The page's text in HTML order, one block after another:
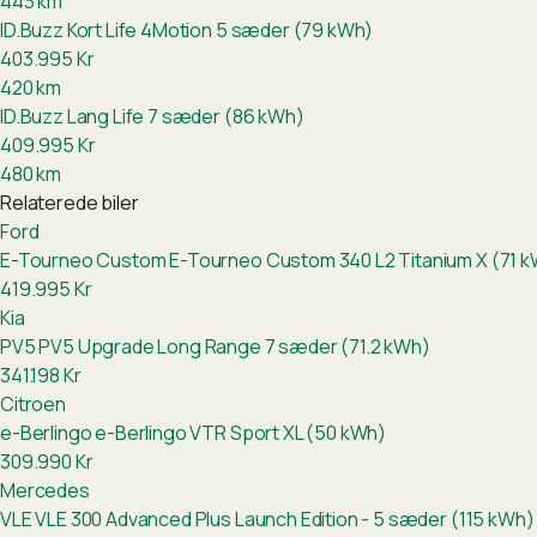
ID.Buzz Kort Life 4Motion 5 sæder (79 kWh)
403.995Kr
420km
ID.Buzz Lang Life 7 sæder (86 kWh)
409.995Kr
480km
Relaterede biler
Ford
E-Tourneo CustomE-Tourneo Custom 340 L2 Titanium X (71
419.995Kr
Kia
PV5PV5 Upgrade Long Range 7 sæder (71.2 kWh)
341.198Kr
Citroen
e-Berlingoe-Berlingo VTR Sport XL (50 kWh)
309.990Kr
Mercedes
VLEVLE 300 Advanced Plus Launch Edition - 5 sæder (115 kWh)